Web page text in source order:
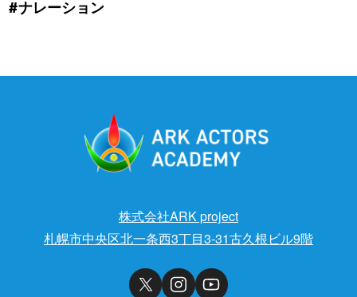
#ナレーション
株式会社ARK project
札幌市中央区北一条西3丁目3-31古久根ビル9階